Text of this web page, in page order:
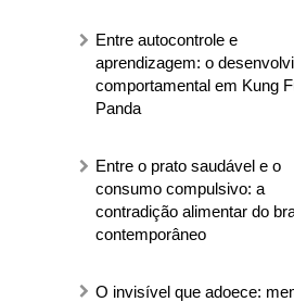
Entre autocontrole e
aprendizagem: o
comportamental em Kung
Panda
Entre o prato saudável e o
consumo compulsivo: a
contradição alimentar do
contemporâneo
O invisível que adoece: